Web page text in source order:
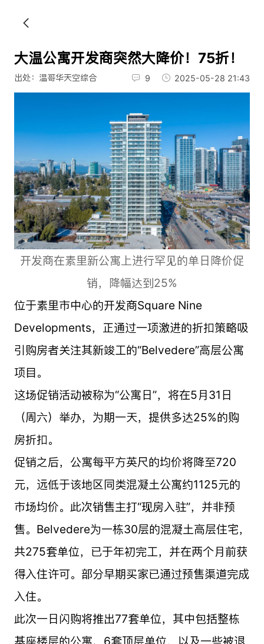
大温公寓开发商突然大降价！75折！
出处：温哥华天空综合 9 2025-05-28 21:43
开发商在素里新公寓上进行罕见的单日降价促
销，降幅达到25%
位于素里市中心的开发商Square Nine
Developments，正通过一项激进的折扣策略吸
引购房者关注其新竣工的“Belvedere”高层公寓
项目。
这场促销活动被称为“公寓日”，将在5月31日
（周六）举办，为期一天，提供多达25%的购
房折扣。
促销之后，公寓每平方英尺的均价将降至720
元，远低于该地区同类混凝土公寓约1125元的
市场均价。此次销售主打“现房入驻”，并非预
售。Belvedere为一栋30层的混凝土高层住宅，
共275套单位，已于年初完工，并在两个月前获
得入住许可。部分早期买家已通过预售渠道完成
入住。
此次一日闪购将推出77套单位，其中包括整栋